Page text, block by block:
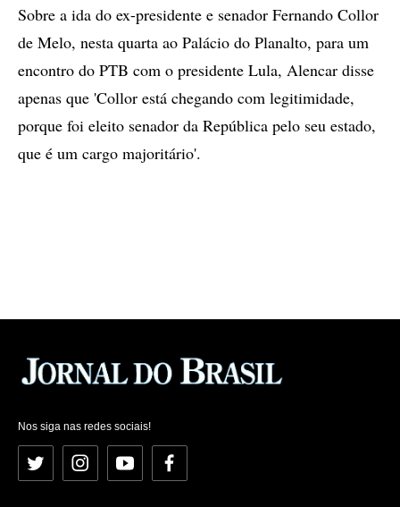
Sobre a ida do ex-presidente e senador Fernando Collor
de Melo, nesta quarta ao Palácio do Planalto, para um
encontro do PTB com o presidente Lula, Alencar disse
apenas que 'Collor está chegando com legitimidade,
porque foi eleito senador da República pelo seu estado,
que é um cargo majoritário'.
Nos siga nas redes sociais!
Twitter InstagramYouTubeFacebook